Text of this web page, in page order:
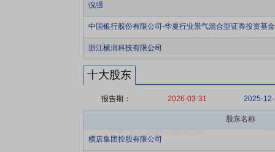
倪强
中国银行股份有限公司-华夏行业景气混合型证券投资基金
浙江横润科技有限公司
十大股东
报告期： 2026-03-31 2025-
股东名称
横店集团控股有限公司